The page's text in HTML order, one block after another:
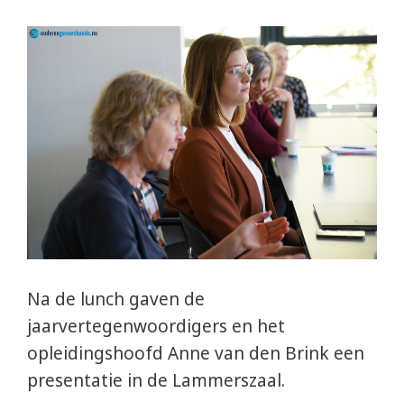
Na de lunch gaven de
jaarvertegenwoordigers en het
opleidingshoofd Anne van den Brink een
presentatie in de Lammerszaal.